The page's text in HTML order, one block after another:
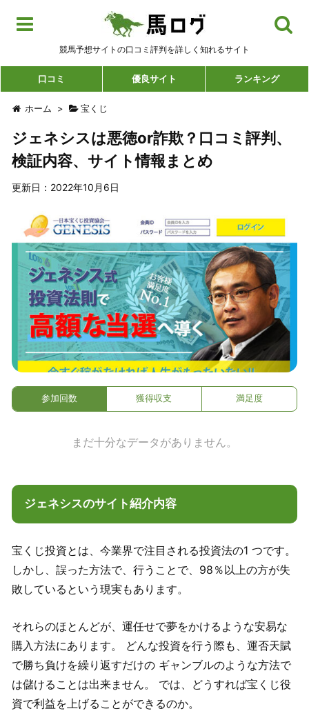
競馬予想サイトの口コミ評判を詳しく知れるサイト
口コミ 優良サイト ランキング
ホーム > 宝くじ
ジェネシスは悪徳or詐欺？口コミ評判、
検証内容、サイト情報まとめ
更新日：2022年10月6日
参加回数 獲得収支 満足度
まだ十分なデータがありません。
ジェネシスのサイト紹介内容
宝くじ投資とは、今業界で注目される投資法の1 つです。
しかし、誤った方法で、行うことで、98％以上の方が失
敗しているという現実もあります。
それらのほとんどが、運任せで夢をかけるような安易な
購入方法にあります。 どんな投資を行う際も、運否天賦
で勝ち負けを繰り返すだけの ギャンブルのような方法で
は儲けることは出来ません。 では、どうすれば宝くじ役
資で利益を上げることができるのか。